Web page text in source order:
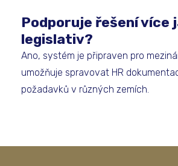
Podporuje řešení více
legislativ?
Ano, systém je připraven pro
umožňuje spravovat HR
požadavků v různých zemích.